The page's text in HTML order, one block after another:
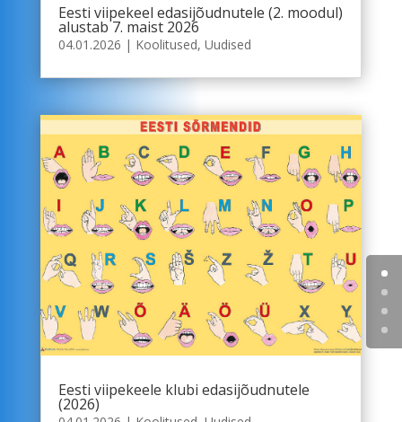
Eesti viipekeel edasijõudnutele (2. moodul)
alustab 7. maist 2026
04.01.2026 | Koolitused, Uudised
Eesti viipekeele klubi edasijõudnutele
(2026)